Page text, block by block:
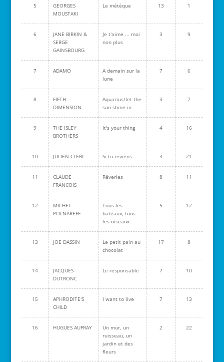
5
GEORGES
MOUSTAKI
Le métèque 13 1
6
JANE BIRKIN &
SERGE
GAINSBOURG
Je t'aime ... moi
non plus
3 9
7 ADAMO
A demain sur la
lune
7 6
8
FIFTH
DIMENSION
Aquarius/let the
sun shine in
3 7
9
THE ISLEY
BROTHERS
It's your thing 4 16
10 JULIEN CLERC Si tu reviens 3 21
11
CLAUDE
FRANCOIS
Rêveries 8 11
12
MICHEL
POLNAREFF
Tous les
bateaux, tous
les oiseaux
5 12
13 JOE DASSIN
Le petit pain au
chocolat
17 8
14
JACQUES
DUTRONC
Le responsable 7 10
15
APHRODITE'S
CHILD
I want to live 7 13
16 HUGUES AUFRAY
Un mur, un
ruisseau, un
jardin et des
fleurs
2 22